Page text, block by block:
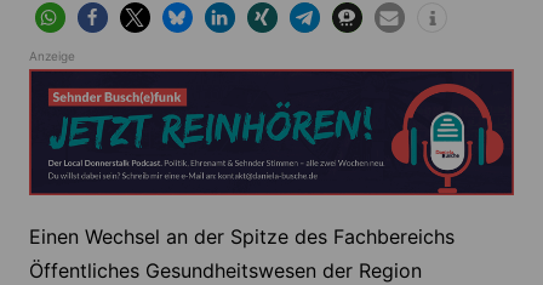
Anzeige
Einen Wechsel an der Spitze des Fachbereichs
Öffentliches Gesundheitswesen der Region